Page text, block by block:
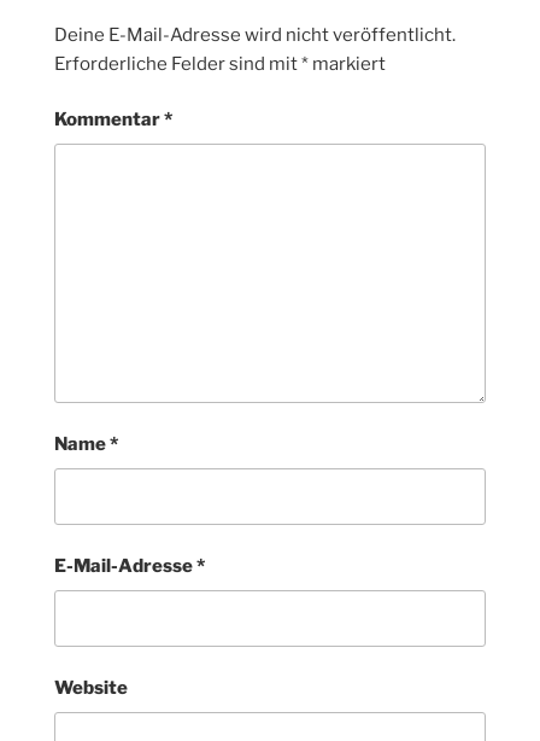
Deine E-Mail-Adresse wird nicht veröffentlicht.
Erforderliche Felder sind mit* markiert
Kommentar*
Name*
E-Mail-Adresse*
Website